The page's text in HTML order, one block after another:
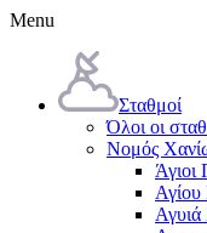
Menu
Σταθμοί
Όλοι οι
Νομός
Άγιοι